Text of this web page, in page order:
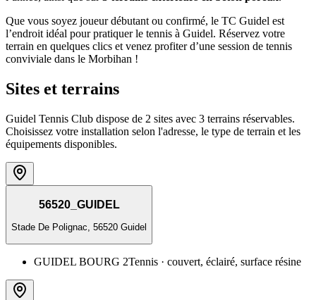
Que vous soyez joueur débutant ou confirmé, le TC Guidel est
l’endroit idéal pour pratiquer le tennis à Guidel. Réservez votre
terrain en quelques clics et venez profiter d’une session de tennis
conviviale dans le Morbihan !
Sites et terrains
Guidel Tennis Club dispose de 2 sites avec 3 terrains réservables.
Choisissez votre installation selon l'adresse, le type de terrain et les
équipements disponibles.
56520_GUIDEL
Stade De Polignac, 56520 Guidel
GUIDEL BOURG 2Tennis · couvert, éclairé, surface résine